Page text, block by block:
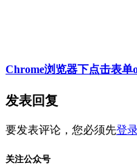
Chrome浏览器下点击表单
发表回复
要发表评论，您必须先登
关注公众号